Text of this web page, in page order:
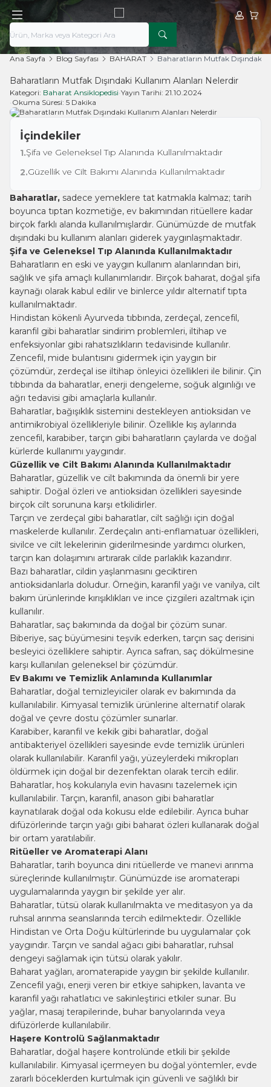
Hesabım
Ana Sayfa Blog Sayfası BAHARAT Baharatların Mutfak Dışındaki
Baharatların Mutfak Dışındaki Kullanım Alanları Nelerdir
Kategori: Baharat Ansiklopedisi•Yayın Tarihi: 21.10.2024
• Okuma Süresi: 5 Dakika
İçindekiler
1.Şifa ve Geleneksel Tıp Alanında Kullanılmaktadır
2.Güzellik ve Cilt Bakımı Alanında Kullanılmaktadır
Baharatlar, sadece yemeklere tat katmakla kalmaz; tarih
boyunca tıptan kozmetiğe, ev bakımından ritüellere kadar
birçok farklı alanda kullanılmışlardır. Günümüzde de mutfak
dışındaki bu kullanım alanları giderek yaygınlaşmaktadır.
Şifa ve Geleneksel Tıp Alanında Kullanılmaktadır
Baharatların en eski ve yaygın kullanım alanlarından biri,
sağlık ve şifa amaçlı kullanımlarıdır. Birçok baharat, doğal şifa
kaynağı olarak kabul edilir ve binlerce yıldır alternatif tıpta
kullanılmaktadır.
Hindistan kökenli Ayurveda tıbbında, zerdeçal, zencefil,
karanfil gibi baharatlar sindirim problemleri, iltihap ve
enfeksiyonlar gibi rahatsızlıkların tedavisinde kullanılır.
Zencefil, mide bulantısını gidermek için yaygın bir
çözümdür, zerdeçal ise iltihap önleyici özellikleri ile bilinir. Çin
tıbbında da baharatlar, enerji dengeleme, soğuk algınlığı ve
ağrı tedavisi gibi amaçlarla kullanılır.
Baharatlar, bağışıklık sistemini destekleyen antioksidan ve
antimikrobiyal özellikleriyle bilinir. Özellikle kış aylarında
zencefil, karabiber, tarçın gibi baharatların çaylarda ve doğal
kürlerde kullanımı yaygındır.
Güzellik ve Cilt Bakımı Alanında Kullanılmaktadır
Baharatlar, güzellik ve cilt bakımında da önemli bir yere
sahiptir. Doğal özleri ve antioksidan özellikleri sayesinde
birçok cilt sorununa karşı etkilidirler.
Tarçın ve zerdeçal gibi baharatlar, cilt sağlığı için doğal
maskelerde kullanılır. Zerdeçalın anti-enflamatuar özellikleri,
sivilce ve cilt lekelerinin giderilmesinde yardımcı olurken,
tarçın kan dolaşımını artırarak cilde parlaklık kazandırır.
Bazı baharatlar, cildin yaşlanmasını geciktiren
antioksidanlarla doludur. Örneğin, karanfil yağı ve vanilya, cilt
bakım ürünlerinde kırışıklıkları ve ince çizgileri azaltmak için
kullanılır.
Baharatlar, saç bakımında da doğal bir çözüm sunar.
Biberiye, saç büyümesini teşvik ederken, tarçın saç derisini
besleyici özelliklere sahiptir. Ayrıca safran, saç dökülmesine
karşı kullanılan geleneksel bir çözümdür.
Ev Bakımı ve Temizlik Anlamında Kullanımlar
Baharatlar, doğal temizleyiciler olarak ev bakımında da
kullanılabilir. Kimyasal temizlik ürünlerine alternatif olarak
doğal ve çevre dostu çözümler sunarlar.
Karabiber, karanfil ve kekik gibi baharatlar, doğal
antibakteriyel özellikleri sayesinde evde temizlik ürünleri
olarak kullanılabilir. Karanfil yağı, yüzeylerdeki mikropları
öldürmek için doğal bir dezenfektan olarak tercih edilir.
Baharatlar, hoş kokularıyla evin havasını tazelemek için
kullanılabilir. Tarçın, karanfil, anason gibi baharatlar
kaynatılarak doğal oda kokusu elde edilebilir. Ayrıca buhar
difüzörlerinde tarçın yağı gibi baharat özleri kullanarak doğal
bir ortam yaratılabilir.
Ritüeller ve Aromaterapi Alanı
Baharatlar, tarih boyunca dini ritüellerde ve manevi arınma
süreçlerinde kullanılmıştır. Günümüzde ise aromaterapi
uygulamalarında yaygın bir şekilde yer alır.
Baharatlar, tütsü olarak kullanılmakta ve meditasyon ya da
ruhsal arınma seanslarında tercih edilmektedir. Özellikle
Hindistan ve Orta Doğu kültürlerinde bu uygulamalar çok
yaygındır. Tarçın ve sandal ağacı gibi baharatlar, ruhsal
dengeyi sağlamak için tütsü olarak yakılır.
Baharat yağları, aromaterapide yaygın bir şekilde kullanılır.
Zencefil yağı, enerji veren bir etkiye sahipken, lavanta ve
karanfil yağı rahatlatıcı ve sakinleştirici etkiler sunar. Bu
yağlar, masaj terapilerinde, buhar banyolarında veya
difüzörlerde kullanılabilir.
Haşere Kontrolü Sağlanmaktadır
Baharatlar, doğal haşere kontrolünde etkili bir şekilde
kullanılabilir. Kimyasal içermeyen bu doğal yöntemler, evde
zararlı böceklerden kurtulmak için güvenli ve sağlıklı bir